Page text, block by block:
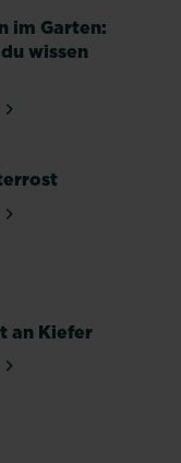
im Garten:
wissen
im
an Kiefer
an Kiefer